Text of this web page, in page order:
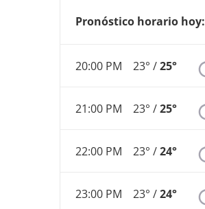
Pronóstico horario hoy:
20:00 PM 23° /25°
21:00 PM 23° /25°
22:00 PM 23° /24°
23:00 PM 23° /24°